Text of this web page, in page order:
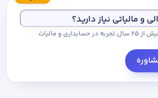
و مالیاتی نیاز دارید؟
حَصین حاسب — بیش از ۲۵ سال تجربه در حسابداری و مالیات